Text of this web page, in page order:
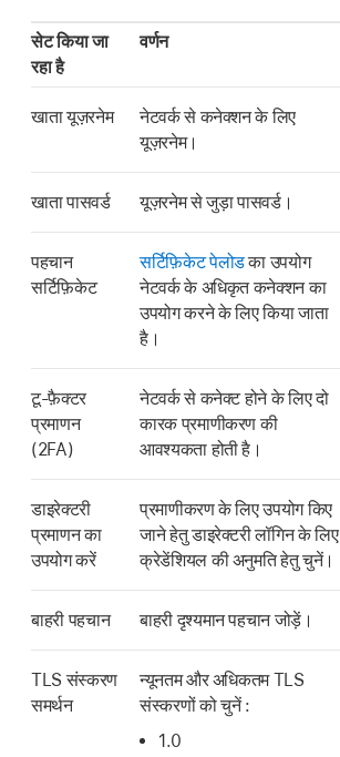
सेट किया जा
रहा है
वर्णन
खाता यूज़रनेम
नेटवर्क से कनेक्शन के लिए
यूज़रनेम।
खाता पासवर्ड यूज़रनेम से जुड़ा पासवर्ड।
पहचान
सर्टिफ़िकेट
सर्टिफ़िकेट पेलोडका उपयोग
नेटवर्क के अधिकृत कनेक्शन का
उपयोग करने के लिए किया जाता
है।
टू-फ़ैक्टर
प्रमाणन
(2FA)
नेटवर्क से कनेक्ट होने के लिए दो
कारक प्रमाणीकरण की
आवश्यकता होती है।
डाइरेक्टरी
प्रमाणन का
उपयोग करें
प्रमाणीकरण के लिए उपयोग किए
जाने हेतु डाइरेक्टरी लॉगिन के लिए
क्रेडेंशियल की अनुमति हेतु चुनें।
बाहरी पहचान बाहरी दृश्यमान पहचान जोड़ें।
TLS संस्करण
समर्थन
न्यूनतम और अधिकतम TLS
संस्करणों को चुनें :
1.0